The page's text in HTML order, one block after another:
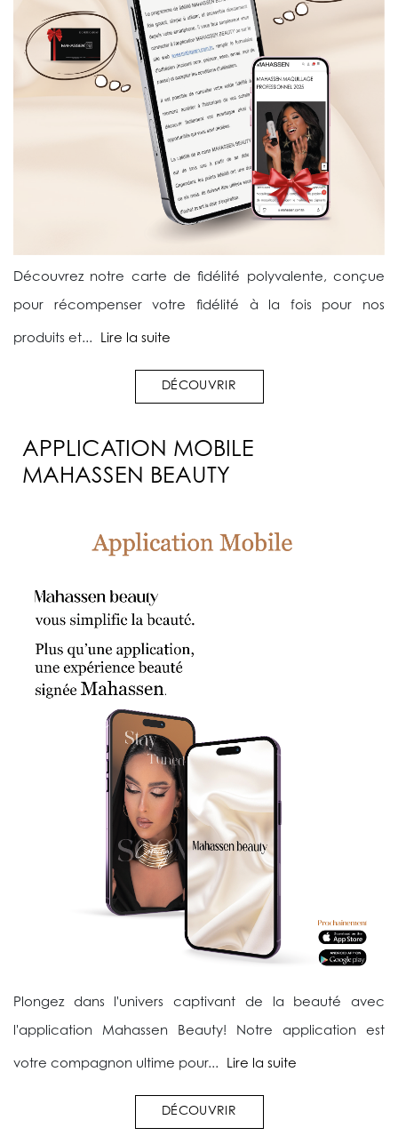
Découvrez notre carte de fidélité polyvalente, conçue
pour récompenser votre fidélité à la fois pour nos
produits et... Lire la suite
DÉCOUVRIR
APPLICATION MOBILE
MAHASSEN BEAUTY
Plongez dans l'univers captivant de la beauté avec
l'application Mahassen Beauty! Notre application est
votre compagnon ultime pour... Lire la suite
DÉCOUVRIR